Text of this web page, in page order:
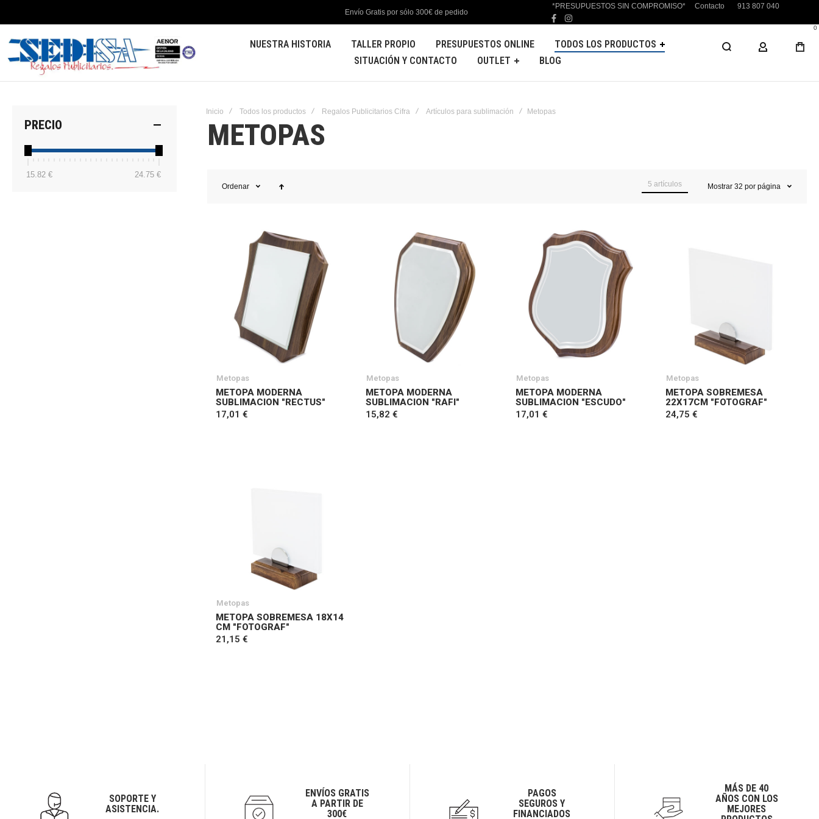
Envío Gratis por sólo 300€ de pedido
*PRESUPUESTOS SIN COMPROMISO* Contacto 913 807 040
facebook
instagram
NUESTRA HISTORIA TALLER PROPIO PRESUPUESTOS ONLINE
TODOS LOS PRODUCTOS
SITUACIÓN Y CONTACTO
OUTLET BLOG
MI CUENTA
0
Inicio Todos los productos Regalos Publicitarios Cifra Artículos para sublimación Metopas
METOPAS
Ordenar 5 artículos Mostrar 32 por página
Metopas
METOPA MODERNA
SUBLIMACION "RECTUS"
17,01 €
Metopas
METOPA MODERNA
SUBLIMACION "RAFI"
15,82 €
Metopas
METOPA MODERNA
SUBLIMACION "ESCUDO"
17,01 €
Metopas
METOPA SOBREMESA
22X17CM "FOTOGRAF"
24,75 €
Metopas
METOPA SOBREMESA 18X14
CM "FOTOGRAF"
21,15 €
PRECIO
15.82 € 24.75 €
SOPORTE Y
ASISTENCIA.
ENVÍOS GRATIS
A PARTIR DE
300€
PAGOS
SEGUROS Y
FINANCIADOS
MÁS DE 40
AÑOS CON LOS
MEJORES